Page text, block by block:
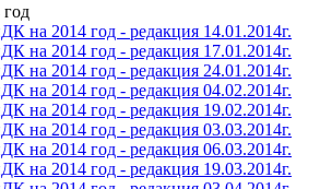
год
на 2014 год - редакция 14.01.2014г.
на 2014 год - редакция 17.01.2014г.
на 2014 год - редакция 24.01.2014г.
на 2014 год - редакция 04.02.2014г.
на 2014 год - редакция 19.02.2014г.
на 2014 год - редакция 03.03.2014г.
на 2014 год - редакция 06.03.2014г.
на 2014 год - редакция 19.03.2014г.